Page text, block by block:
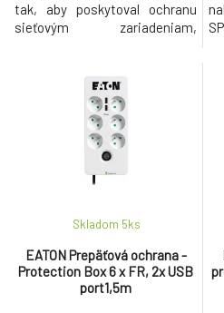
tak, aby poskytoval ochranu
sieťovým zariadeniam,
rýchlosti 10 Mbps, 100 Mbps a 1
Gbps pre pripojenia až do 100
EATON Prepäťová ochrana -
Protection Box 6 x FR, 2x USB
port1,5m
Skladom 5ks